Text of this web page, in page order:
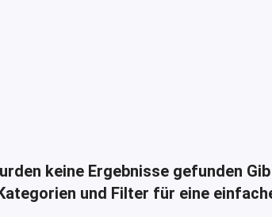
keine Ergebnisse gefunden
und Filter für eine